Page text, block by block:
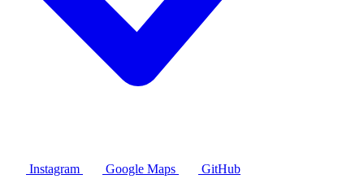
Instagram Google Maps GitHub